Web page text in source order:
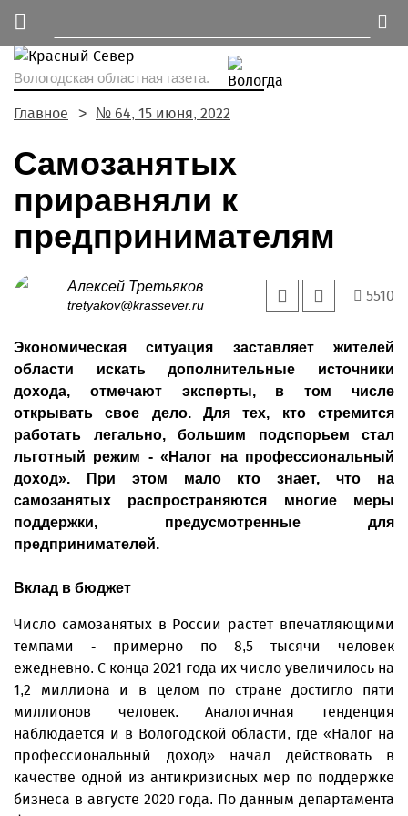
Вологодская областная газета.
Главное № 64, 15 июня, 2022
Самозанятых
приравняли к
предпринимателям
Алексей Третьяков
tretyakov@krassever.ru
5510
Экономическая ситуация заставляет жителей
области искать дополнительные источники
дохода, отмечают эксперты, в том числе
открывать свое дело. Для тех, кто стремится
работать легально, большим подспорьем стал
льготный режим - «Налог на профессиональный
доход». При этом мало кто знает, что на
самозанятых распространяются многие меры
поддержки, предусмотренные для
предпринимателей.
Вклад в бюджет
Число самозанятых в России растет впечатляющими
темпами - примерно по 8,5 тысячи человек
ежедневно. С конца 2021 года их число увеличилось на
1,2 миллиона и в целом по стране достигло пяти
миллионов человек. Аналогичная тенденция
наблюдается и в Вологодской области, где «Налог на
профессиональный доход» начал действовать в
качестве одной из антикризисных мер по поддержке
бизнеса в августе 2020 года. По данным департамента